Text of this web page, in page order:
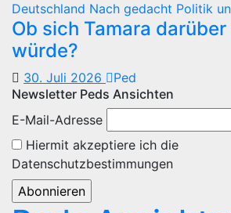
Deutschland Nach gedacht Politik
Ob sich Tamara
würde?
30. Juli 2026
Ped
Newsletter Peds Ansichten
E-Mail-Adresse
Hiermit akzeptiere ich die
Datenschutzbestimmungen